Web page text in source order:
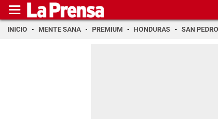
INICIO MENTE SANA PREMIUM HONDURAS SAN PEDRO